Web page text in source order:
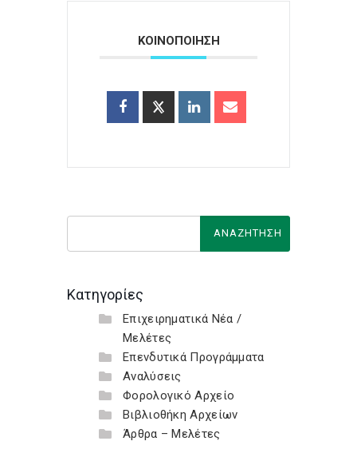
ΚΟΙΝΟΠΟΙΗΣΗ
Κατηγορίες
Επιχειρηματικά Νέα /
Μελέτες
Επενδυτικά Προγράμματα
Αναλύσεις
Φορολογικό Αρχείο
Βιβλιοθήκη Αρχείων
Άρθρα – Μελέτες